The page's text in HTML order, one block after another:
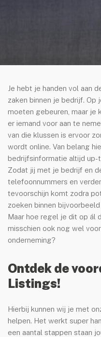
Je hebt je handen vol aan
zaken binnen je bedrijf. Op
moeten gebeuren, maar je
er iemand voor aan te
van die klussen is ervoor
wordt online. Van belang
bedrijfsinformatie altijd up-
Zodat jij met je bedrijf en
telefoonnummers en
tevoorschijn komt zodra
zoeken binnen
Maar hoe regel je dit op ál
misschien ook nog wel
onderneming?
Ontdek de
Listings!
Hierbij kunnen wij je met
helpen. Het werkt super
een aantal stappen staan
Nieuwsbrief
Netaffairs
op afstand
registreren